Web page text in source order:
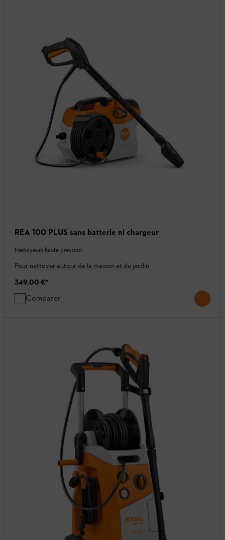
REA 100 PLUS sans batterie ni chargeur
Nettoyeurs haute pression
Pour nettoyer autour de la maison et du jardin
349,00 €*
Comparer